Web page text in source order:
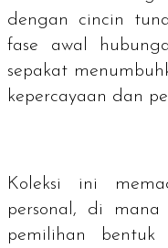
dengan cincin
fase awal
sepakat
kepercayaan dan
Koleksi ini
personal, di
pemilihan bentuk